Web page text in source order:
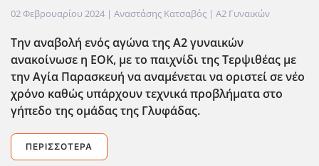
02 Φεβρουαρίου 2024 | Αναστάσης Κατσαβός | Α2 Γυναικών
Την αναβολή ενός αγώνα της Α2 γυναικών
ανακοίνωσε η ΕΟΚ, με το παιχνίδι της Τερψιθέας με
την Αγία Παρασκευή να αναμένεται να οριστεί σε νέο
χρόνο καθώς υπάρχουν τεχνικά προβλήματα στο
γήπεδο της ομάδας της Γλυφάδας.
ΠΕΡΙΣΣΌΤΕΡΑ